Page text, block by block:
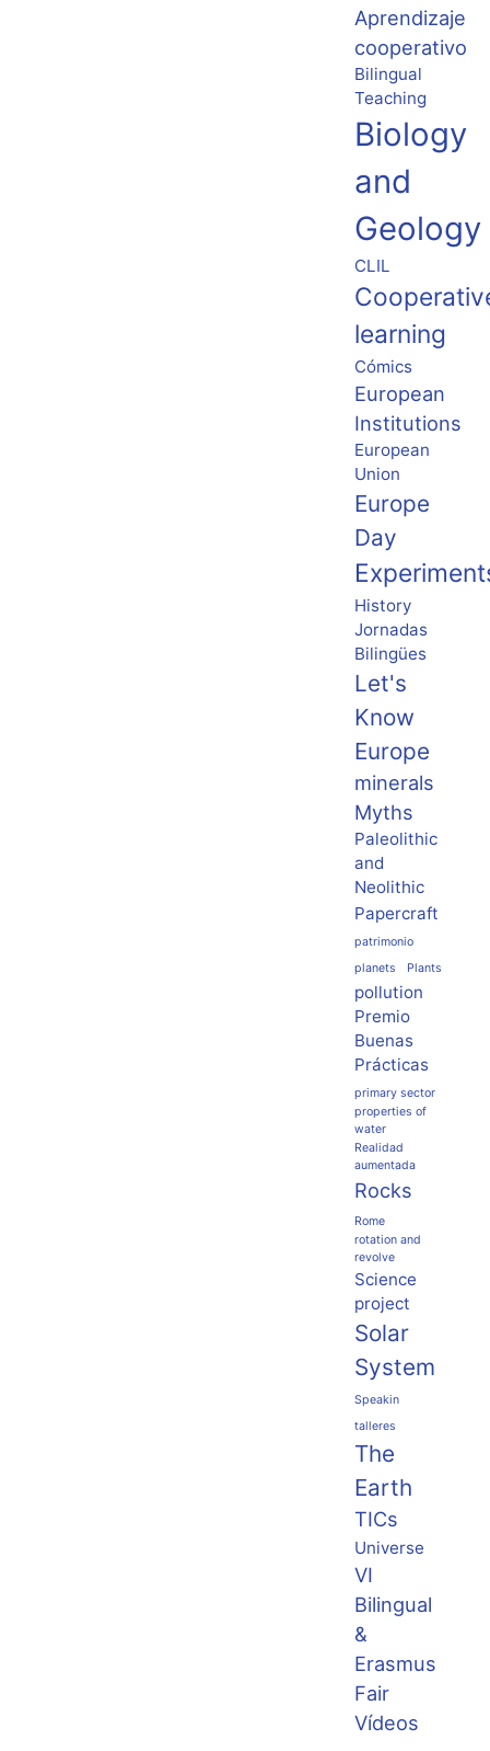
Aprendizaje
cooperativo
Bilingual
Teaching
Biology
and
Geology
CLIL
learning
Cómics
European
Institutions
European
Union
Europe
Day
History
Jornadas
Bilingües
Let's
Know
Europe
minerals
Myths
Paleolithic
and
Neolithic
Papercraft
patrimonio
planets
Plants
pollution
Premio
Buenas
Prácticas
primary sector
properties of
water
Realidad
aumentada
Rocks
Rome
rotation and
revolve
Science
project
Solar
System
Speakin
talleres
The
Earth
TICs
Universe
VI
Bilingual
&
Erasmus
Fair
Vídeos